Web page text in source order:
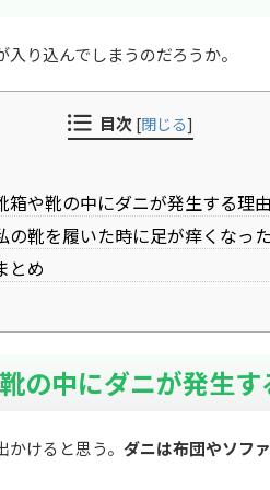
り込んでしまうのだろうか。
目次 [閉じる]
箱や靴の中にダニが発生する理由
の靴を履いた時に足が痒くなった
とめ
の中にダニが発生す
けると思う。 ダニは布団やソフ